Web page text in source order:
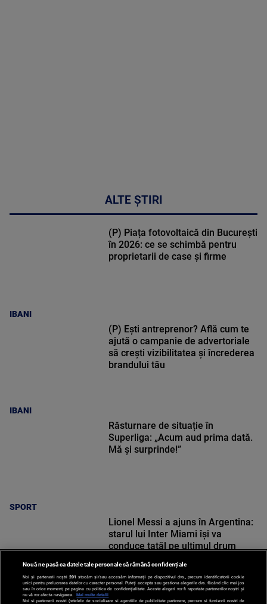
ALTE ȘTIRI
IBANI
(P) Piața fotovoltaică din București
în 2026: ce se schimbă pentru
proprietarii de case și firme
IBANI
(P) Ești antreprenor? Află cum te
ajută o campanie de advertoriale
să crești vizibilitatea și încrederea
brandului tău
SPORT
Răsturnare de situație în
Superliga: „Acum aud prima dată.
Mă și surprinde!”
Lionel Messi a ajuns în Argentina:
starul lui Inter Miami își va
conduce tatăl pe ultimul drum
Nouă ne pasă ca datele tale personale să rămână confidențiale
Noi și partenerii noștri 201 stocăm și/sau accesăm informații pe dispozitivul dvs., precum identificatorii cookie
unici pentru prelucrarea datelor cu caracter personal. Puteți accepta sau gestiona alegerile dvs. făcând clic mai jos
sau în orice moment, pe pagina cu politica de confidențialitate. Aceste alegeri vor fi raportate partenerilor noștri și
nu vă vor afecta navigarea.
Mai multe detalii
Noi si partenerii nostri (retelele de socializare si agentiile de publicitate partenere, precum si furnizorii nostri de